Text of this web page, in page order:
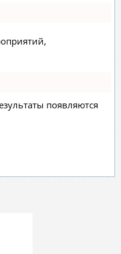
появляются